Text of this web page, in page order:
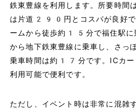
鉄東豊線を利用します。所要時
は片道290円とコスパが良好
ームから徒歩約15分で福住駅に
から地下鉄東豊線に乗車し、さっ
乗車時間は約17分です。ICカー
利用可能で便利です。
ただし、イベント時は非常に混雑